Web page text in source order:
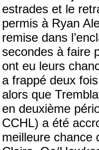
estrades et le
permis à Ryan
remise dans
secondes à faire
ont eu leurs
a frappé deux
alors que
en deuxième
CCHL) a été
meilleure chance